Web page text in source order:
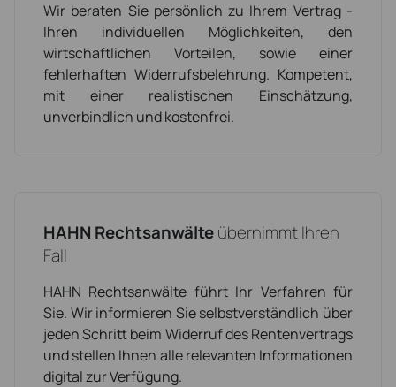
Wir beraten Sie persönlich zu Ihrem Vertrag -
Ihren individuellen Möglichkeiten, den
wirtschaftlichen Vorteilen, sowie einer
fehlerhaften Widerrufsbelehrung. Kompetent,
mit einer realistischen Einschätzung,
unverbindlich und kostenfrei.
HAHN Rechtsanwälteübernimmt Ihren
Fall
HAHN Rechtsanwälte führt Ihr Verfahren für
Sie. Wir informieren Sie selbstverständlich über
jeden Schritt beim Widerruf des Rentenvertrags
und stellen Ihnen alle relevanten Informationen
digital zur Verfügung.